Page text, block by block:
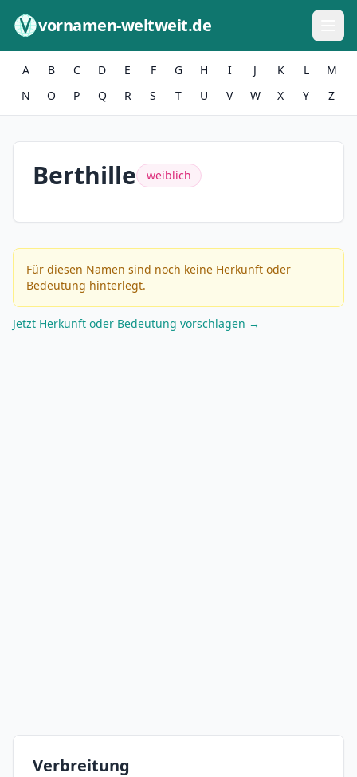
vornamen-weltweit.de
A B C D E F G H I J K L
M
N
O P Q R S T U V W X Y Z
Berthille weiblich
Für diesen Namen sind noch keine Herkunft oder
Bedeutung hinterlegt.
Jetzt Herkunft oder Bedeutung vorschlagen →
Verbreitung